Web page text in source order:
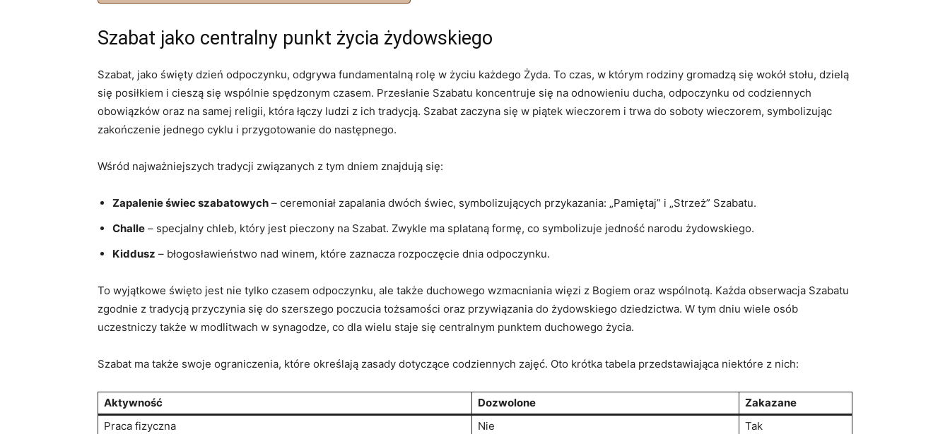
Szabat jako centralny punkt życia żydowskiego
Szabat, jako święty dzień odpoczynku, odgrywa fundamentalną rolę w życiu każdego Żyda. To czas, w którym rodziny gromadzą się wokół stołu, dzielą
się posiłkiem i cieszą się wspólnie spędzonym czasem. Przesłanie Szabatu koncentruje się na odnowieniu ducha, odpoczynku od codziennych
obowiązków oraz na samej religii, która łączy ludzi z ich tradycją. Szabat zaczyna się w piątek wieczorem i trwa do soboty wieczorem, symbolizując
zakończenie jednego cyklu i przygotowanie do następnego.
Wśród najważniejszych tradycji związanych z tym dniem znajdują się:
Zapalenie świec szabatowych – ceremoniał zapalania dwóch świec, symbolizujących przykazania: „Pamiętaj” i „Strzeż” Szabatu.
Challe – specjalny chleb, który jest pieczony na Szabat. Zwykle ma splataną formę, co symbolizuje jedność narodu żydowskiego.
Kiddusz – błogosławieństwo nad winem, które zaznacza rozpoczęcie dnia odpoczynku.
To wyjątkowe święto jest nie tylko czasem odpoczynku, ale także duchowego wzmacniania więzi z Bogiem oraz wspólnotą. Każda obserwacja Szabatu
zgodnie z tradycją przyczynia się do szerszego poczucia tożsamości oraz przywiązania do żydowskiego dziedzictwa. W tym dniu wiele osób
uczestniczy także w modlitwach w synagodze, co dla wielu staje się centralnym punktem duchowego życia.
Szabat ma także swoje ograniczenia, które określają zasady dotyczące codziennych zajęć. Oto krótka tabela przedstawiająca niektóre z nich:
Aktywność Dozwolone
Zakazane
Praca fizyczna
Nie
Tak